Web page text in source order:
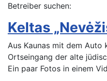
Betreiber suchen:
Keltas
Aus Kaunas mit dem Auto
Ortseingang der alte
Ein paar Fotos in einem